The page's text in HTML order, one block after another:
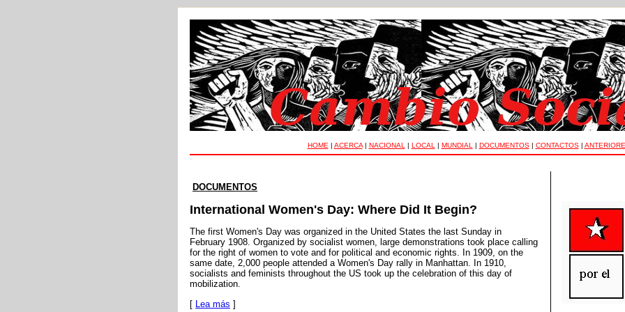
HOME | ACERCA| NACIONAL | LOCAL | MUNDIAL | DOCUMENTOS| CONTACTOS|
DOCUMENTOS
International Women's Day: Where Did It Begin?
The first Women's Day was organized in the United States the last Sunday in
February 1908. Organized by socialist women, large demonstrations took place calling
for the right of women to vote and for political and economic rights. In 1909, on the
same date, 2,000 people attended a Women's Day rally in Manhattan. In 1910,
socialists and feminists throughout the US took up the celebration of this day of
mobilization.
[ Lea más ]